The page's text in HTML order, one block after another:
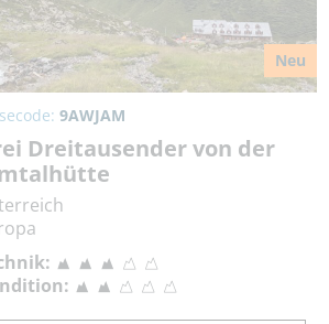
Neu
9AWJAM
Dreitausender von der